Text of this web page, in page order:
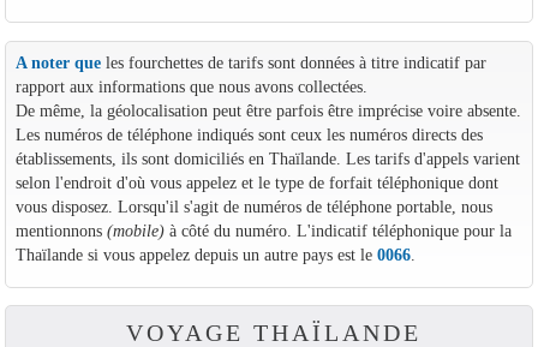
A noter queles fourchettes de tarifs sont données à titre indicatif par
rapport aux informations que nous avons collectées.
De même, la géolocalisation peut être parfois être imprécise voire absente.
Les numéros de téléphone indiqués sont ceux les numéros directs des
établissements, ils sont domiciliés en Thaïlande. Les tarifs d'appels varient
selon l'endroit d'où vous appelez et le type de forfait téléphonique dont
vous disposez. Lorsqu'il s'agit de numéros de téléphone portable, nous
mentionnons (mobile)à côté du numéro. L'indicatif téléphonique pour la
Thaïlande si vous appelez depuis un autre pays est le 0066.
VOYAGE THAÏLANDE